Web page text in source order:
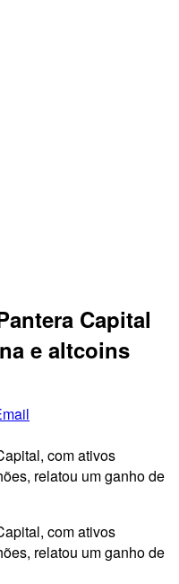
Capital
e altcoins
com ativos
relatou um ganho de
com ativos
relatou um ganho de